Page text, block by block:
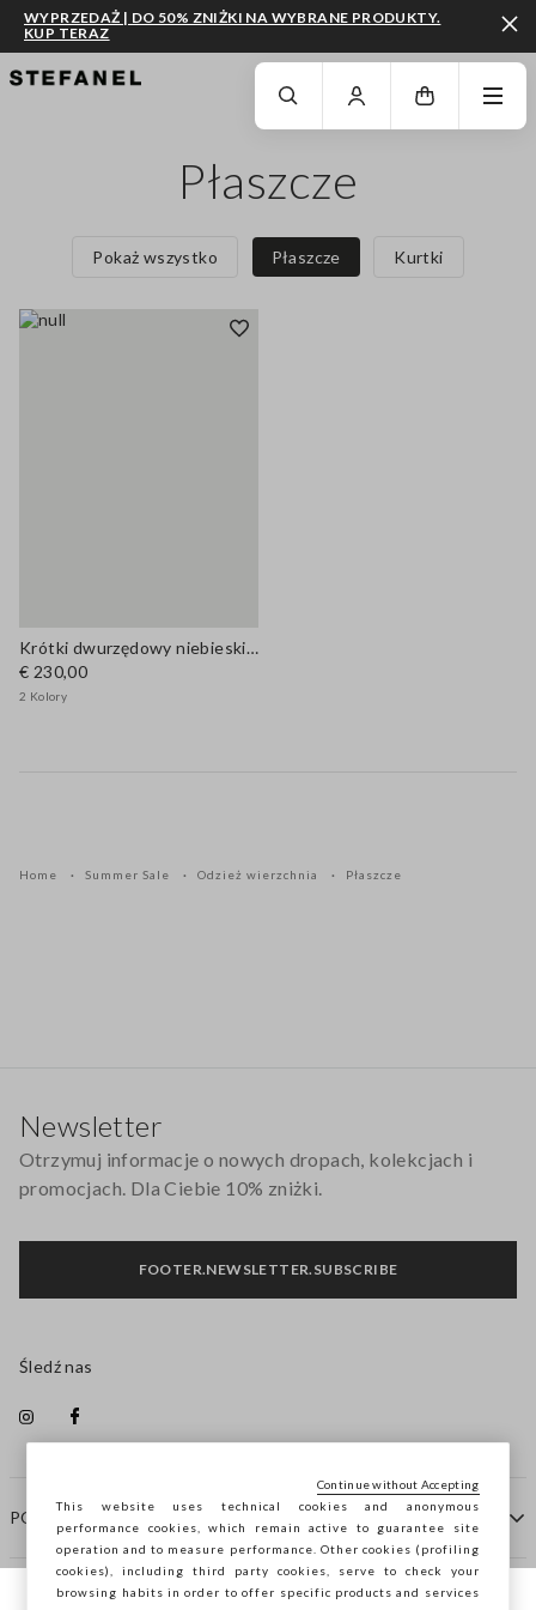
PRZEJDŹ DO GŁÓWNEJ TREŚCI PRZEWIŃ NA DÓŁ STRONY
WYPRZEDAŻ | DO 50% ZNIŻKI NA WYBRANE PRODUKTY.
KUP TERAZ
Płaszcze
Pokaż wszystko Płaszcze Kurtki
Krótki dwurzędowy niebieski płaszcz z mieszanki wełny
€ 230,00
2 Kolory
Home Summer Sale Odzież wierzchnia Płaszcze
POMOC
FIRMA
Newsletter
Otrzymuj informacje o nowych dropach, kolekcjach i
promocjach. Dla Ciebie 10% zniżki.
FOOTER.NEWSLETTER.SUBSCRIBE
Śledź nas
This website uses technical cookies and anonymous
performance cookies, which remain active to guarantee site
operation and to measure performance. Other cookies (profiling
cookies), including third party cookies, serve to check your
browsing habits in order to offer specific products and services
Continue without Accepting